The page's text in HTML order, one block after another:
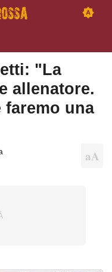
"La
allenatore.
una